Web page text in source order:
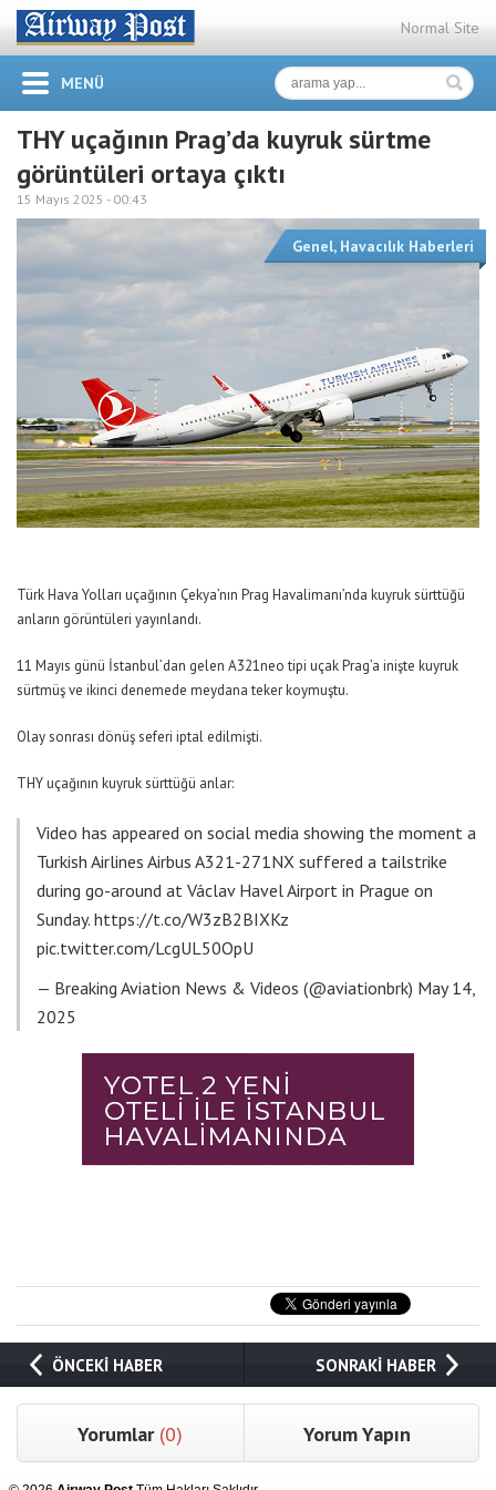
Normal Site
MENÜ
THY uçağının Prag’da kuyruk sürtme
görüntüleri ortaya çıktı
15 Mayıs 2025 - 00:43
Genel, Havacılık Haberleri
Türk Hava Yolları uçağının Çekya’nın Prag Havalimanı’nda kuyruk sürttüğü
anların görüntüleri yayınlandı.
11 Mayıs günü İstanbul’dan gelen A321neo tipi uçak Prag’a inişte kuyruk
sürtmüş ve ikinci denemede meydana teker koymuştu.
Olay sonrası dönüş seferi iptal edilmişti.
THY uçağının kuyruk sürttüğü anlar:
Video has appeared on social media showing the moment a
Turkish Airlines Airbus A321-271NX suffered a tailstrike
during go-around at Václav Havel Airport in Prague on
Sunday. https://t.co/W3zB2BIXKz
pic.twitter.com/LcgUL50OpU
— Breaking Aviation News & Videos (@aviationbrk) May 14,
2025
ÖNCEKİ HABER SONRAKİ HABER
Yorumlar (0) Yorum Yapın